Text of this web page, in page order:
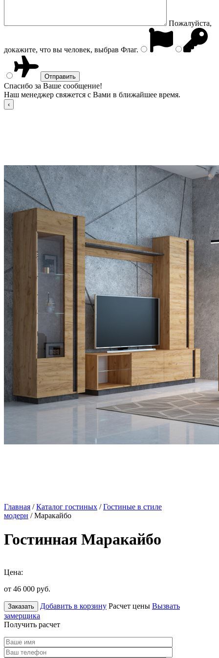
Пожалуйста,
докажите, что вы человек, выбрав Флаг.
Спасибо за Ваше сообщение!
Наш менеджер свяжется с Вами в ближайшее время.
Главная /Каталог гостиных /Гостиные в стиле
модерн / Маракайбо
Гостинная Маракайбо
Цена:
от 46 000 руб.
Заказать Добавить в корзину Расчет цены Вызвать
замерщика
Получить расчет